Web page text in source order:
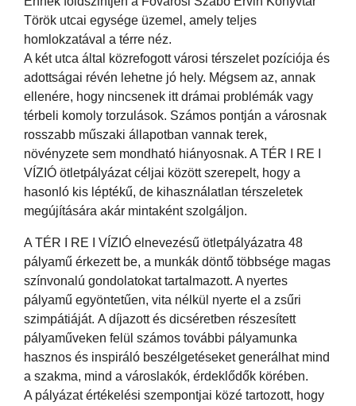
Török utcai egysége üzemel, amely teljes
homlokzatával a térre néz.
A két utca által közrefogott városi térszelet pozíciója és
adottságai révén lehetne jó hely. Mégsem az, annak
ellenére, hogy nincsenek itt drámai problémák vagy
térbeli komoly torzulások. Számos pontján a városnak
rosszabb műszaki állapotban vannak terek,
növényzete sem mondható hiányosnak. A TÉR I RE I
VÍZIÓ ötletpályázat céljai között szerepelt, hogy a
hasonló kis léptékű, de kihasználatlan térszeletek
megújítására akár mintaként szolgáljon.
A TÉR I RE I VÍZIÓ elnevezésű ötletpályázatra 48
pályamű érkezett be, a munkák döntő többsége magas
színvonalú gondolatokat tartalmazott. A nyertes
pályamű egyöntetűen, vita nélkül nyerte el a zsűri
szimpátiáját. A díjazott és dicséretben részesített
pályaműveken felül számos további pályamunka
hasznos és inspiráló beszélgetéseket generálhat mind
a szakma, mind a városlakók, érdeklődők körében.
A pályázat értékelési szempontjai közé tartozott, hogy